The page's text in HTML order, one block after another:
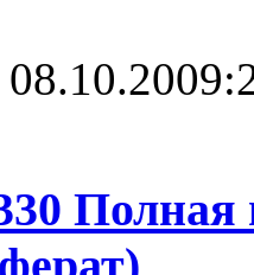
08.10.2009:
Полная